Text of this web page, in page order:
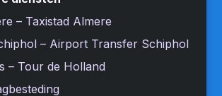
– Taxistad Almere
– Airport Transfer Schiphol
– Tour de Holland